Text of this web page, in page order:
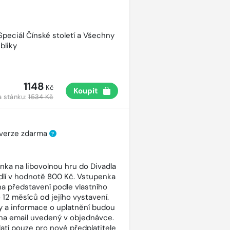
Čínské století a Všechny
1148 Kč
stánku:1534 Kč
Koupit
zdarma ?
na libovolnou hru do Divadla
v hodnotě 800 Kč. Vstupenka
představení podle vlastního
měsíců od jejího vystavení.
a informace o uplatnění budou
email uvedený v objednávce.